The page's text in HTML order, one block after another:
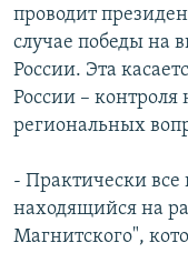
проводит
случае победы на
России. Эта
России –
региональных
- Практически
находящийся на
Магнитского",